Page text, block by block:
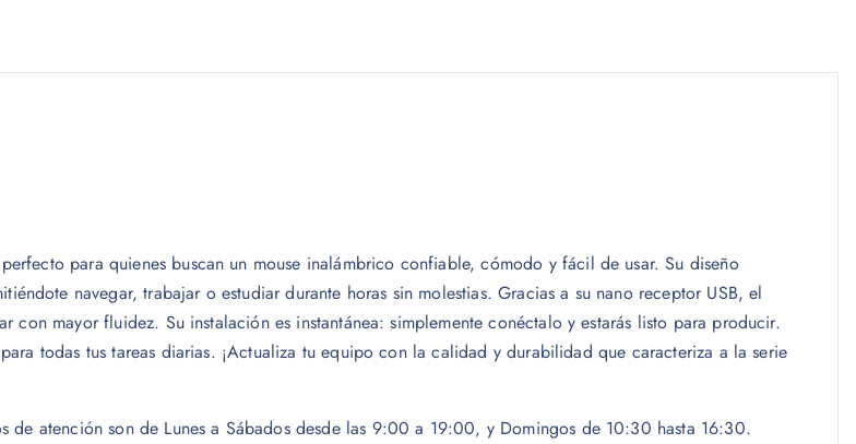
para quienes buscan un mouse inalámbrico confiable, cómodo y fácil de usar. Su diseño
navegar, trabajar o estudiar durante horas sin molestias. Gracias a su nano receptor USB, el
mayor fluidez. Su instalación es instantánea: simplemente conéctalo y estarás listo para producir.
todas tus tareas diarias. ¡Actualiza tu equipo con la calidad y durabilidad que caracteriza a la serie
atención son de Lunes a Sábados desde las 9:00 a 19:00, y Domingos de 10:30 hasta 16:30.